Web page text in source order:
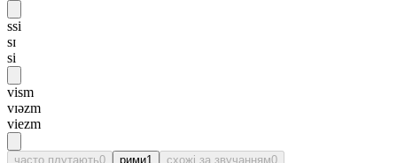
ssi
sɪ
si
vism
vɪəzm
viezm
часто плутають0 рими1 схожі за звучанням0